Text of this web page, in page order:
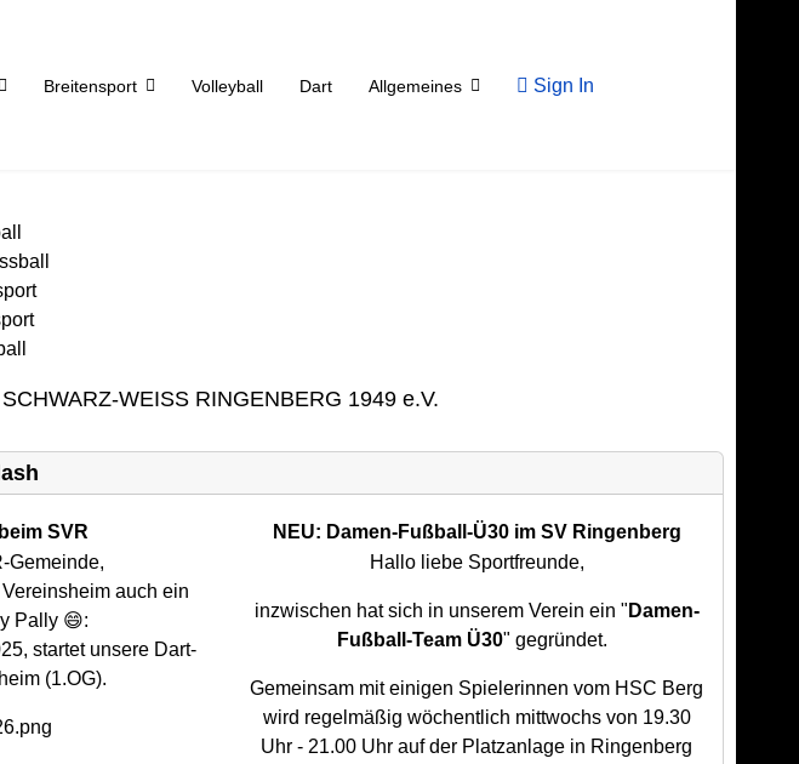
Breitensport Volleyball Dart Allgemeines Sign In
WEISS RINGENBERG 1949 e.V.­
SVR
Gemeinde,
auch ein
Pally 😄:
startet unsere Dart-
(1.OG).
NEU: Damen-Fußball-Ü30 im SV Ringenberg
Hallo liebe Sportfreunde,
inzwischen hat sich in unserem Verein ein " Damen-
Fußball-Team Ü30" gegründet.
Gemeinsam mit einigen Spielerinnen vom HSC Berg
wird regelmäßig wöchentlich mittwochs von 19.30
Uhr - 21.00 Uhr auf der Platzanlage in Ringenberg